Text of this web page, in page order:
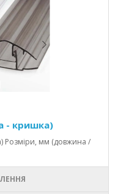
- кришка)
Розміри, мм (довжина /